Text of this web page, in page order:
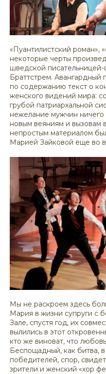
«Пуантилистский роман»,
некоторые черты
шведской
Браттстрем.
по содержанию текст о
женского видений мира:
грубой патриархальной
нежелание мужчин ничего
новым веяниям и вызовам
непростым материалом
Марией Зайковой еще во
Мы не раскроем здесь
Мария в жизни супруги с
Зале, спустя год, их
вылились в этот
кто же виноват, что
Беспощадный, как битва,
победителей, спор,
зрители и женский «хор